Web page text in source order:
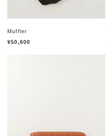
Muffler
¥50,600